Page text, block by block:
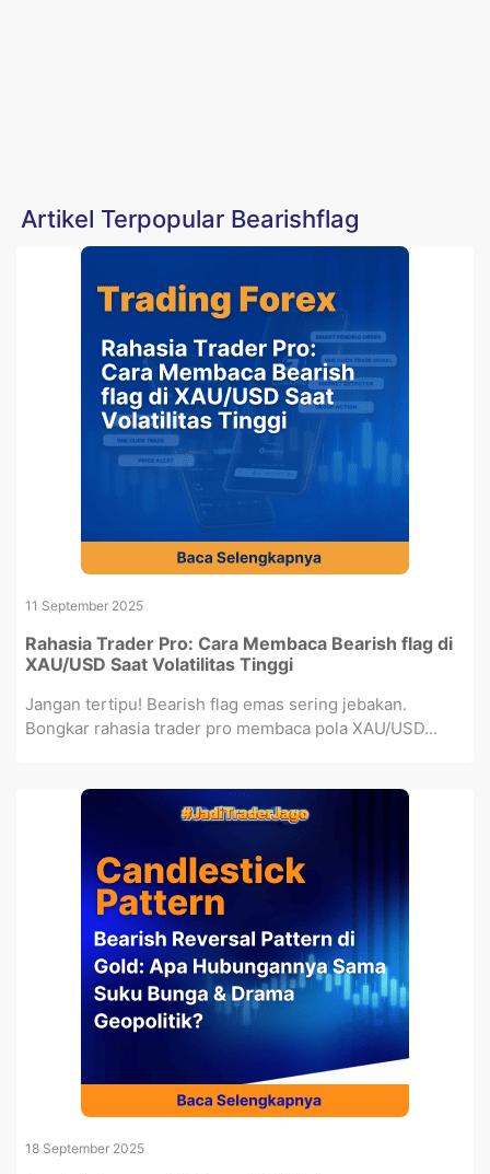
Artikel Terpopular Bearishflag
11 September 2025
Rahasia Trader Pro: Cara Membaca Bearish flag di
XAU/USD Saat Volatilitas Tinggi
Jangan tertipu! Bearish flag emas sering jebakan.
Bongkar rahasia trader pro membaca pola XAU/USD...
18 September 2025